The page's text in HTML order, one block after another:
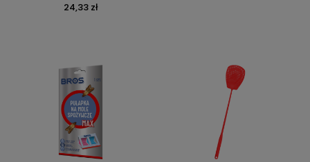
Cena
24,33 zł